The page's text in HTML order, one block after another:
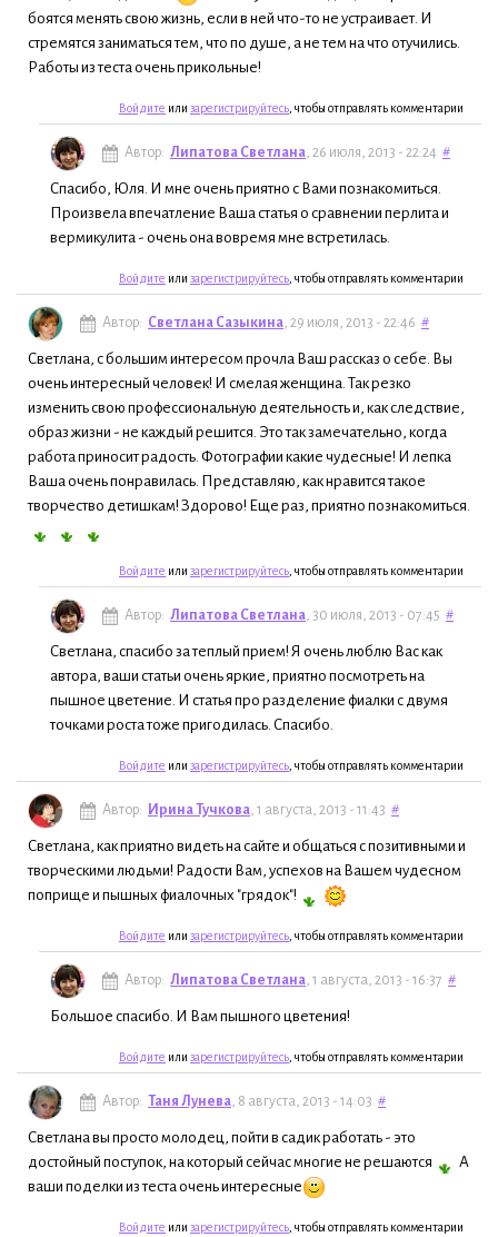
боятся менять свою жизнь, если в ней что-то не устраивает. И
стремятся заниматься тем, что по душе, а не тем на что отучились.
Работы из теста очень прикольные!
Войдите или зарегистрируйтесь , чтобы отправлять комментарии
Автор: Липатова Светлана, 26 июля, 2013 - 22:24 #
Спасибо, Юля. И мне очень приятно с Вами познакомиться.
Произвела впечатление Ваша статья о сравнении перлита и
вермикулита - очень она вовремя мне встретилась.
Войдите или зарегистрируйтесь , чтобы отправлять комментарии
Автор: Светлана Сазыкина, 29 июля, 2013 - 22:46 #
Светлана, с большим интересом прочла Ваш рассказ о себе. Вы
очень интересный человек! И смелая женщина. Так резко
изменить свою профессиональную деятельность и, как следствие,
образ жизни - не каждый решится. Это так замечательно, когда
работа приносит радость. Фотографии какие чудесные! И лепка
Ваша очень понравилась. Представляю, как нравится такое
творчество детишкам! Здорово! Еще раз, приятно познакомиться.
Войдите или зарегистрируйтесь , чтобы отправлять комментарии
Автор: Липатова Светлана, 30 июля, 2013 - 07:45 #
Светлана, спасибо за теплый прием! Я очень люблю Вас как
автора, ваши статьи очень яркие, приятно посмотреть на
пышное цветение. И статья про разделение фиалки с двумя
точками роста тоже пригодилась. Спасибо.
Войдите или зарегистрируйтесь , чтобы отправлять комментарии
Автор: Ирина Тучкова, 1 августа, 2013 - 11:43 #
Светлана, как приятно видеть на сайте и общаться с позитивными и
творческими людьми! Радости Вам, успехов на Вашем чудесном
поприще и пышных фиалочных "грядок"!
Войдите или зарегистрируйтесь , чтобы отправлять комментарии
Автор: Липатова Светлана, 1 августа, 2013 - 16:37 #
Большое спасибо. И Вам пышного цветения!
Войдите или зарегистрируйтесь , чтобы отправлять комментарии
Автор: Таня Лунева, 8 августа, 2013 - 14:03 #
Светлана вы просто молодец, пойти в садик работать - это
достойный поступок, на который сейчас многие не решаются
А
ваши поделки из теста очень интересные
Войдите или зарегистрируйтесь , чтобы отправлять комментарии